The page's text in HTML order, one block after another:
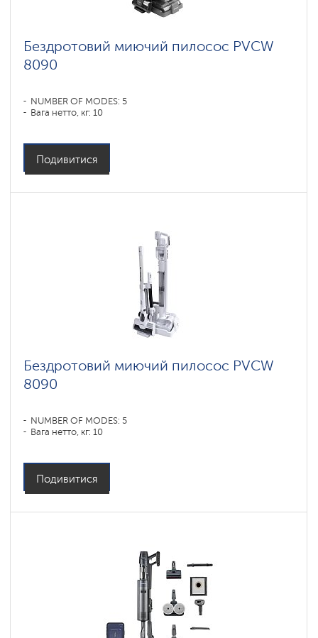
Бездротовий миючий пилосос PVCW
8090
NUMBER OF MODES: 5
Вага нетто, кг: 10
Подивитися
Бездротовий миючий пилосос PVCW
8090
NUMBER OF MODES: 5
Вага нетто, кг: 10
Подивитися